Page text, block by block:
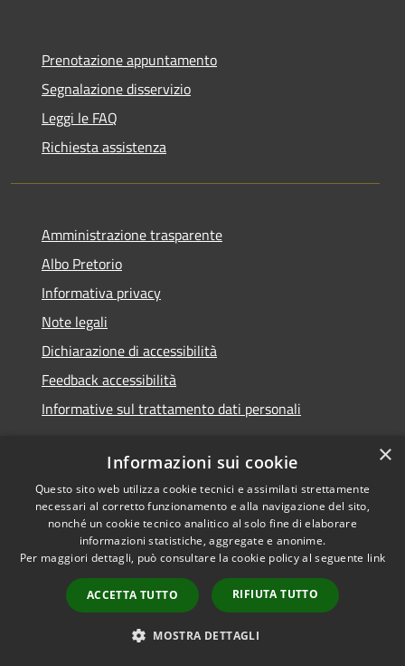
Prenotazione appuntamento
Segnalazione disservizio
Leggi le FAQ
Richiesta assistenza
Amministrazione trasparente
Albo Pretorio
Informativa privacy
Note legali
Dichiarazione di accessibilità
Feedback accessibilità
Informative sul trattamento dati personali
RSS
Accessibilità
Cookie
Mappa del sito
Informativa trattamento
Copyright © 2026 • Comune di
Pioltello • Powered by
Municipium•Accesso
redazione
×
Informazioni sui cookie
Questo sito web utilizza cookie tecnici e assimilati strettamente
necessari al corretto funzionamento e alla navigazione del sito,
nonché un cookie tecnico analitico al solo fine di elaborare
informazioni statistiche, aggregate e anonime.
Per maggiori dettagli, può consultare la cookie policy al seguente link
ACCETTA TUTTO RIFIUTA TUTTO
MOSTRA DETTAGLI